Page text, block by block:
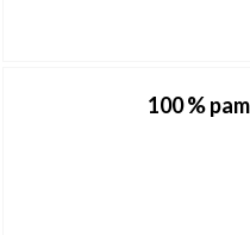
100 %